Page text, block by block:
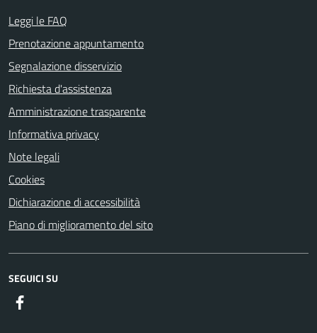
Leggi le FAQ
Prenotazione appuntamento
Segnalazione disservizio
Richiesta d'assistenza
Amministrazione trasparente
Informativa privacy
Note legali
Cookies
Dichiarazione di accessibilità
Piano di miglioramento del sito
SEGUICI SU